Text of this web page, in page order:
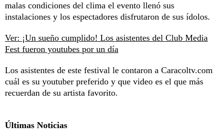
malas condiciones del clima el evento llenó sus
instalaciones y los espectadores disfrutaron de sus ídolos.
Ver: ¡Un sueño cumplido! Los asistentes del Club Media
Fest fueron youtubes por un día
Los asistentes de este festival le contaron a Caracoltv.com
cuál es su youtuber preferido y que video es el que más
recuerdan de su artista favorito.
Últimas Noticias